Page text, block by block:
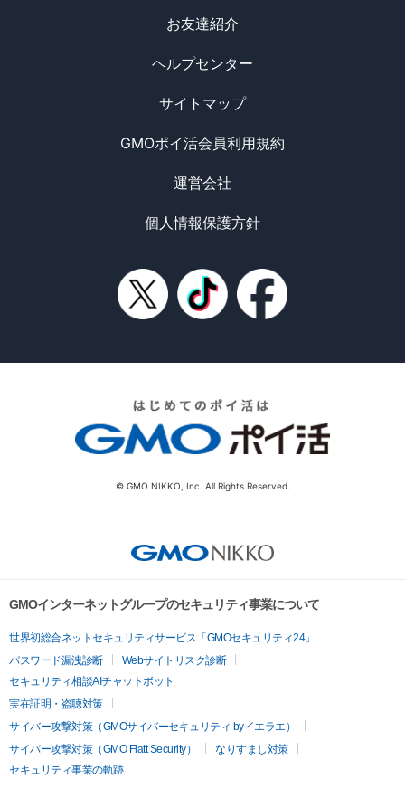
お友達紹介
ヘルプセンター
サイトマップ
GMOポイ活会員利用規約
運営会社
個人情報保護方針
© GMO NIKKO, Inc. All Rights Reserved.
GMOインターネットグループのセキュリティ事業について
世界初総合ネットセキュリティサービス「GMOセキュリティ24」
パスワード漏洩診断
Webサイトリスク診断
セキュリティ相談AIチャットボット
実在証明・盗聴対策
サイバー攻撃対策（GMOサイバーセキュリティ byイエラエ）
サイバー攻撃対策（GMO Flatt Security）
なりすまし対策
セキュリティ事業の軌跡